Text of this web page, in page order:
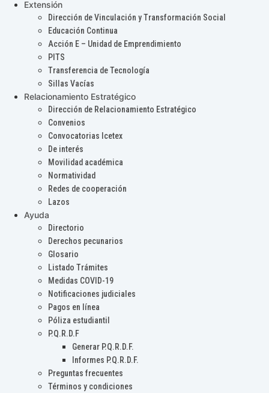
Extensión
Dirección de Vinculación y Transformación Social
Educación Continua
Acción E – Unidad de Emprendimiento
PITS
Transferencia de Tecnología
Sillas Vacías
Relacionamiento Estratégico
Dirección de Relacionamiento Estratégico
Convenios
Convocatorias Icetex
De interés
Movilidad académica
Normatividad
Redes de cooperación
Lazos
Ayuda
Directorio
Derechos pecunarios
Glosario
Listado Trámites
Medidas COVID-19
Notificaciones judiciales
Pagos en línea
Póliza estudiantil
P.Q.R.D.F
Generar P.Q.R.D.F.
Informes P.Q.R.D.F.
Preguntas frecuentes
Términos y condiciones